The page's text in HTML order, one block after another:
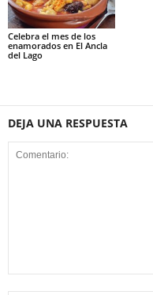
Celebra el mes de los
enamorados en El Ancla
del Lago
DEJA UNA RESPUESTA